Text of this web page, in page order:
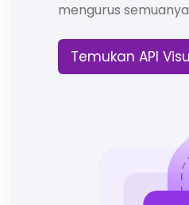
mengurus
Temukan API